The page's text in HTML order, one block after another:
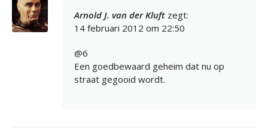
Arnold J. van der Kluft zegt:
14 februari 2012 om 22:50
@6
Een goedbewaard geheim dat nu op
straat gegooid wordt.